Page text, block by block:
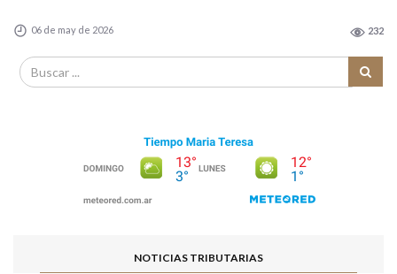
06 de may de 2026 232
NOTICIAS TRIBUTARIAS